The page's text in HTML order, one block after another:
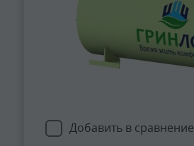
Добавить в сравнение